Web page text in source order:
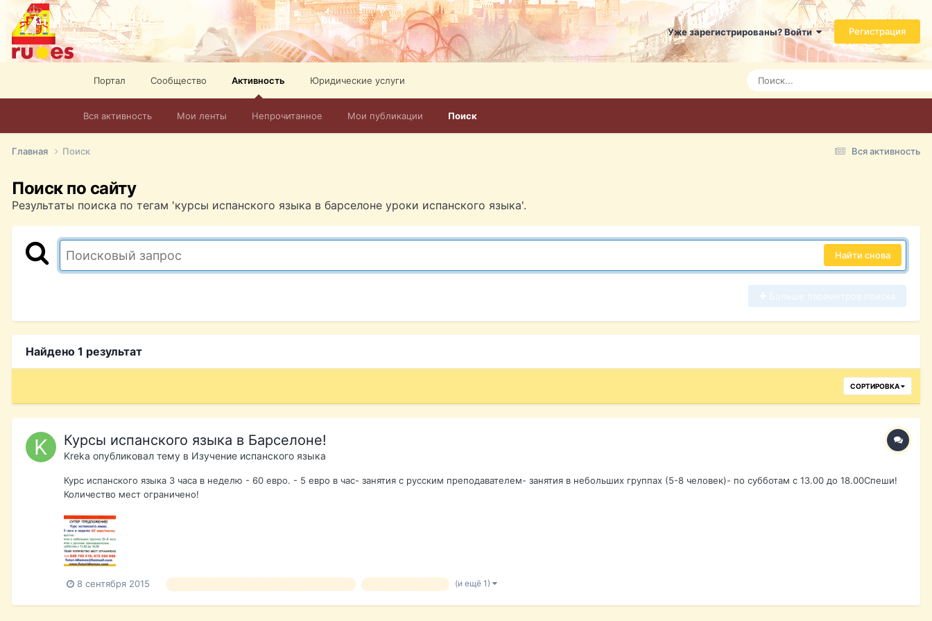
Уже зарегистрированы? Войти Регистрация
Портал Сообщество Активность
Вся активность Мои ленты Непрочитанное Мои публикации Поиск
Юридические услуги
Вся активность
Главная Поиск
Поиск по сайту
Результаты поиска по тегам 'курсы испанского языка в барселоне уроки испанского языка'.
Найти снова
Найдено 1 результат
СОРТИРОВКА
Курсы испанского языка в Барселоне!
Kreka опубликовал тему в Изучение испанского языка
Курс испанского языка 3 часа в неделю - 60 евро. - 5 евро в час- занятия с русским преподавателем- занятия в небольших группах (5-8 человек)- по субботам с 13.00 до 18.00Спеши!
Количество мест ограничено!
8 сентября 2015 (и ещё 1)